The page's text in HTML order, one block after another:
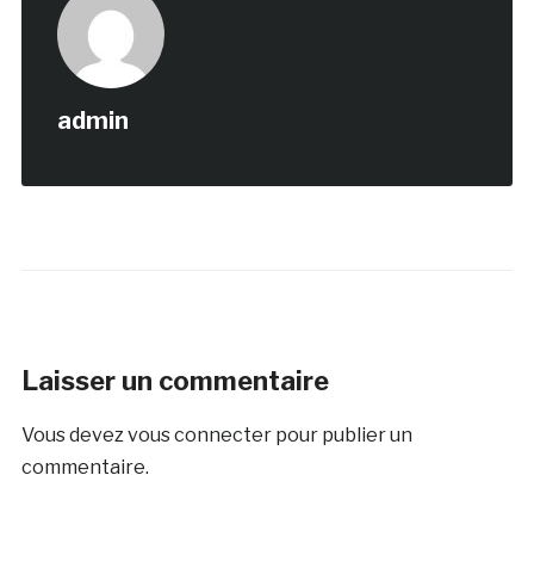
admin
Laisser un commentaire
Vous devezvous connecterpour publier un
commentaire.